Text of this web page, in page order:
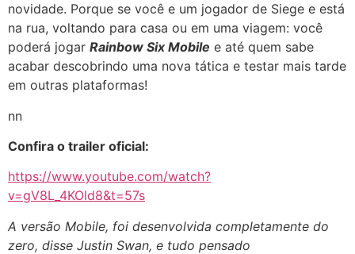
novidade. Porque se você e um jogador de Siege e está
na rua, voltando para casa ou em uma viagem: você
poderá jogar Rainbow Six Mobile e até quem sabe
acabar descobrindo uma nova tática e testar mais tarde
em outras plataformas!
nn
Confira o trailer oficial:
https://www.youtube.com/watch?
v=gV8L_4KOld8&t=57s
A versão Mobile, foi desenvolvida completamente do
zero, disse Justin Swan, e tudo pensado